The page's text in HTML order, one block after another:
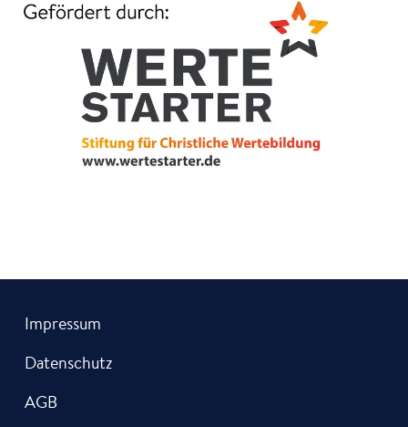
Impressum
Datenschutz
AGB